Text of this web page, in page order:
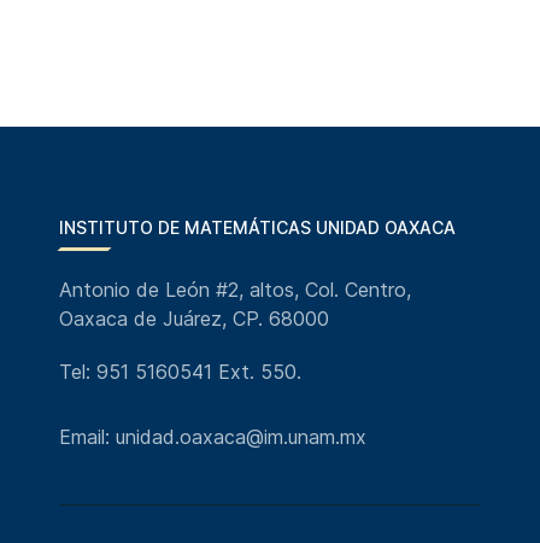
INSTITUTO DE MATEMÁTICAS UNIDAD OAXACA
Antonio de León #2, altos, Col. Centro,
Oaxaca de Juárez, CP. 68000
Tel: 951 5160541 Ext. 550.
Email: unidad.oaxaca@im.unam.mx